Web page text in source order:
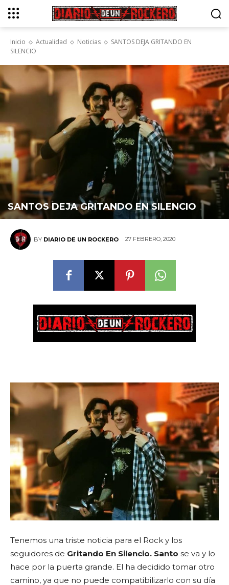
Inicio Actualidad Noticias
SANTOS DEJA GRITANDO EN
SILENCIO
SANTOS DEJA GRITANDO EN SILENCIO
BY DIARIO DE UN ROCKERO 27 FEBRERO, 2020
Tenemos una triste noticia para el Rock y los
seguidores de Gritando En Silencio. Santo se va y lo
hace por la puerta grande. El ha decidido tomar otro
camino, ya que no puede compatibilizarlo con su día